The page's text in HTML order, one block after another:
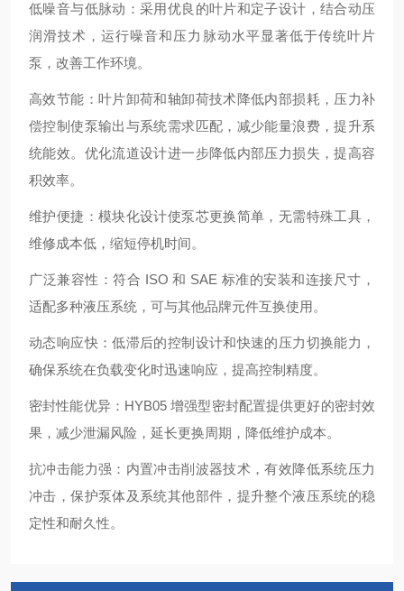
低噪音与低脉动 ：采用优良的叶片和定子设计，结合动压
润滑技术，运行噪音和压力脉动水平显著低于传统叶片
泵，改善工作环境。
高效节能 ：叶片卸荷和轴卸荷技术降低内部损耗，压力补
偿控制使泵输出与系统需求匹配，减少能量浪费，提升系
统能效。优化流道设计进一步降低内部压力损失，提高容
积效率。
维护便捷 ：模块化设计使泵芯更换简单，无需特殊工具，
维修成本低，缩短停机时间。
广泛兼容性 ：符合 ISO 和 SAE 标准的安装和连接尺寸，
适配多种液压系统，可与其他品牌元件互换使用。
动态响应快：低滞后的控制设计和快速的压力切换能力，
确保系统在负载变化时迅速响应，提高控制精度。
密封性能优异：HYB05 增强型密封配置提供更好的密封效
果，减少泄漏风险，延长更换周期，降低维护成本。
抗冲击能力强 ：内置冲击削波器技术，有效降低系统压力
冲击，保护泵体及系统其他部件，提升整个液压系统的稳
定性和耐久性。